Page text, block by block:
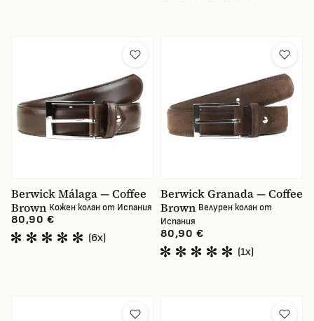
Berwick Málaga — Coffee
Brown Кожен колан от Испания
80,90 €
(6x)
Berwick Granada — Coffee
Brown Велурен колан от
Испания
80,90 €
(1x)